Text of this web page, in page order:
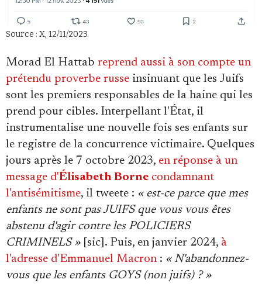
Source : X, 12/11/2023.
Morad El Hattab reprend aussi à son compte un
prétendu proverbe russe insinuant que les Juifs
sont les premiers responsables de la haine qui les
prend pour cibles. Interpellant l'État, il
instrumentalise une nouvelle fois ses enfants sur
le registre de la concurrence victimaire. Quelques
jours après le 7 octobre 2023, en réponse à un
message d'Élisabeth Borne condamnant
l'antisémitisme, il tweete : « est-ce parce que mes
enfants ne sont pas JUIFS que vous vous êtes
abstenu d'agir contre les POLICIERS
CRIMINELS »[sic]. Puis, en janvier 2024, à
l'adresse d'Emmanuel Macron: « N'abandonnez-
vous que les enfants GOYS (non juifs) ? »